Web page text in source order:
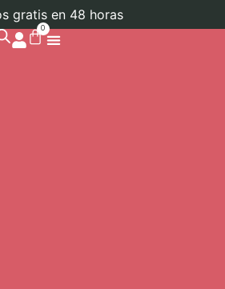
gratis en 48 horas
0